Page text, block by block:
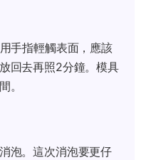
手指輕觸表面，應該
回去再照2分鐘。模具
。
泡。這次消泡要更仔